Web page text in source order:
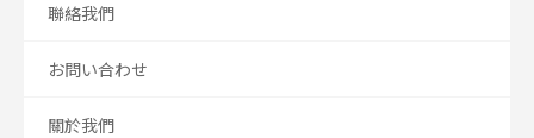
聯絡我們
お問い合わせ
關於我們